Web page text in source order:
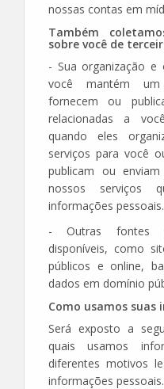
nossas contas em
Também
sobre você de
- Sua organização e
você mantém
fornecem ou
relacionadas a
quando eles
serviços para você
publicam ou
nossos serviços
informações pessoais.
- Outras fontes
disponíveis, como
públicos e online,
dados em domínio
Como usamos suas
Será exposto a
quais usamos
diferentes motivos
informações pessoais.